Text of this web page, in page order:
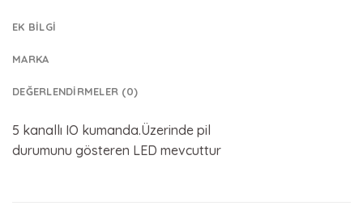
EK BILGI
MARKA
DEĞERLENDIRMELER (0)
5 kanallı IO kumanda.Üzerinde pil
durumunu gösteren LED mevcuttur